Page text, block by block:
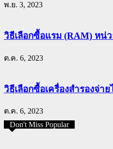
พ.ย. 3, 2023
วิธีเลือกซื้อแรม (RAM) หน่
ต.ค. 6, 2023
วิธีเลือกซื้อเครื่องสำรองจ่า
ต.ค. 6, 2023
Don't Miss Popular